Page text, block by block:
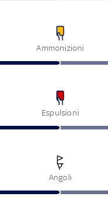
Ammonizioni
Espulsioni
Angoli